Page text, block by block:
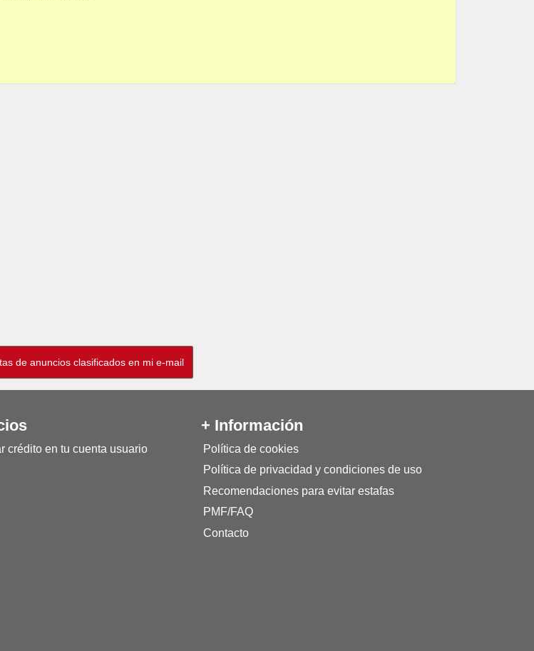
crédito en tu cuenta usuario
+ Información
Política de cookies
Política de privacidad y condiciones de uso
Recomendaciones para evitar estafas
PMF/FAQ
Contacto